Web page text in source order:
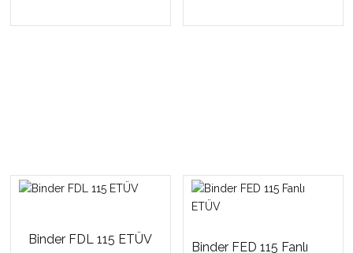
Binder FDL 115 ETÜV
Binder FED 115 Fanlı